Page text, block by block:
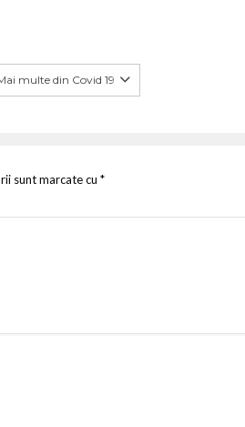
multe din Covid 19
sunt marcate cu *